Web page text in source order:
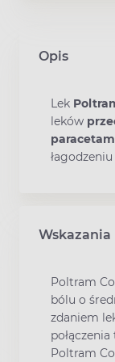
Opis
Lek
leków
Wskazania
Poltram
bólu o
zdaniem
Poltram